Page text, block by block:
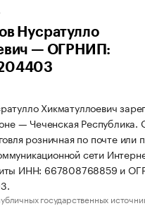
Нусратулло
— ОГРНИП:
Хикматуллоевич
— Чеченская Республика.
розничная по почте или
сети
ИНН: 667808768859 и
государственных